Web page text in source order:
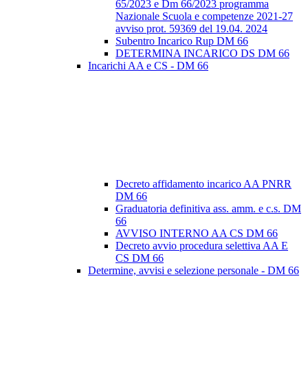
65/2023 e Dm 66/2023 programma
Nazionale Scuola e competenze 2021-27
avviso prot. 59369 del 19.04. 2024
Subentro Incarico Rup DM 66
DETERMINA INCARICO DS DM 66
Incarichi AA e CS - DM 66
Decreto affidamento incarico AA PNRR
DM 66
Graduatoria definitiva ass. amm. e c.s. DM
66
AVVISO INTERNO AA CS DM 66
Decreto avvio procedura selettiva AA E
CS DM 66
Determine, avvisi e selezione personale - DM 66